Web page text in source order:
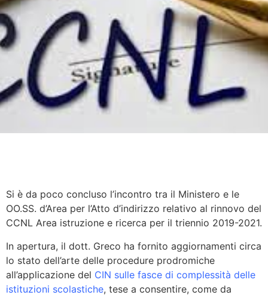
Si è da poco concluso l’incontro tra il Ministero e le
OO.SS. d’Area per l’Atto d’indirizzo relativo al rinnovo del
CCNL Area istruzione e ricerca per il triennio 2019-2021.
In apertura, il dott. Greco ha fornito aggiornamenti circa
lo stato dell’arte delle procedure prodromiche
all’applicazione del CIN sulle fasce di complessità delle
istituzioni scolastiche, tese a consentire, come da